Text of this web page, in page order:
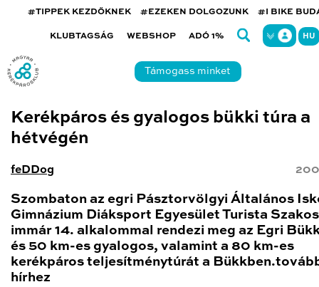
#TIPPEK KEZDŐKNEK #EZEKEN DOLGOZUNK #I BIKE
KLUBTAGSÁG WEBSHOP ADÓ 1% HU
Támogass minket
Kerékpáros és gyalogos bükki túra a
hétvégén
feDDog
Szombaton az egri Pásztorvölgyi Általános
Gimnázium Diáksport Egyesület Turista
immár 14. alkalommal rendezi meg az Egri
és 50 km-es gyalogos, valamint a 80 km-es
kerékpáros teljesítménytúrát a
hírhez